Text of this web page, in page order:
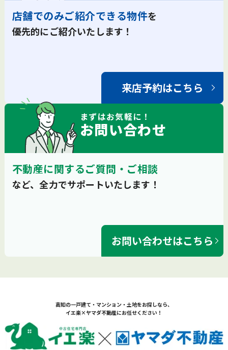
店舗でのみご紹介できる物件を
優先的にご紹介いたします！
来店予約はこちら
まずはお気軽に！
お問い合わせ
不動産に関するご質問・ご相談
など、全力でサポートいたします！
お問い合わせはこちら
高知の一戸建て・マンション・土地をお探しなら、
イエ楽×ヤマダ不動産にお任せください！